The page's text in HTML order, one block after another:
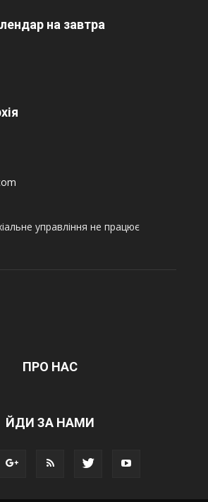
на завтра
управління не працює
ПРО НАС
ЙДИ ЗА НАМИ